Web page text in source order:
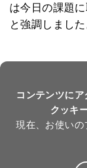
は今日の課題
と強調しました
コンテンツに
クッキ
現在、お使い